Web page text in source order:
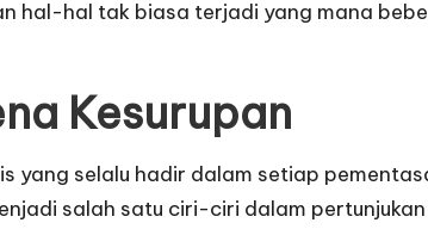
hal-hal tak biasa terjadi yang mana
Kesurupan
selalu hadir dalam setiap
salah satu ciri-ciri dalam